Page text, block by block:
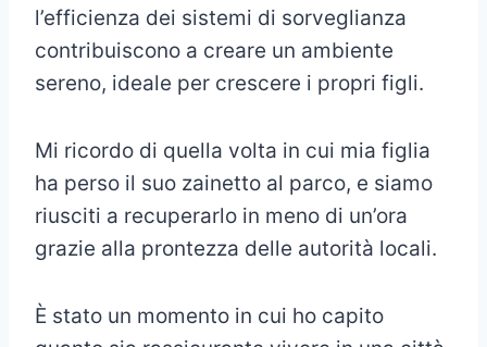
l’efficienza dei sistemi di sorveglianza
contribuiscono a creare un ambiente
sereno, ideale per crescere i propri figli.
Mi ricordo di quella volta in cui mia figlia
ha perso il suo zainetto al parco, e siamo
riusciti a recuperarlo in meno di un’ora
grazie alla prontezza delle autorità locali.
È stato un momento in cui ho capito